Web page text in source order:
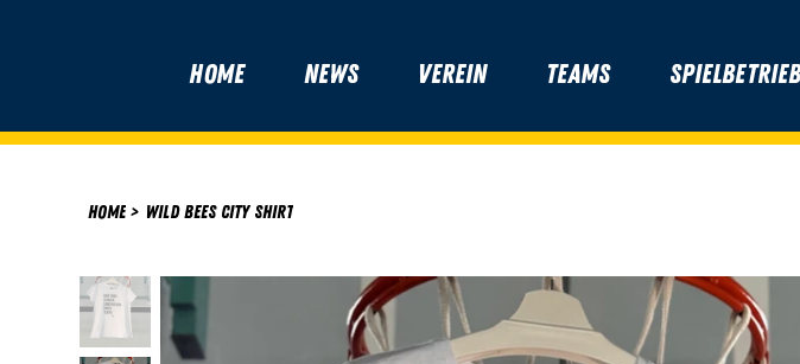
Home News Verein Teams
Home > Wild Bees City Shirt